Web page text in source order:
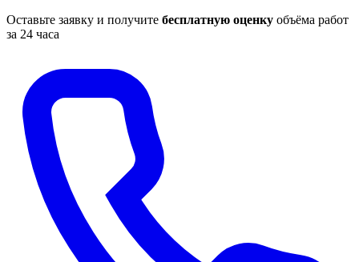
Оставьте заявку и получите бесплатную оценку объёма работ
за 24 часа